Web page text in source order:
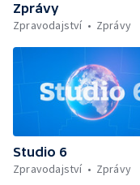
Zprávy
Zpravodajství
Zprávy
Studio 6
Zpravodajství
Zprávy